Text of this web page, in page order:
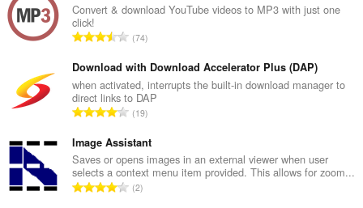
Convert & download YouTube videos to MP3 with just one
click!
总
分
次
数
：
74
Download with Download Accelerator Plus (DAP)
when activated, interrupts the built-in download manager to
direct links to DAP
总
分
次
数
：
19
Image Assistant
Saves or opens images in an external viewer when user
selects a context menu item provided. This allows for zoom...
总
2